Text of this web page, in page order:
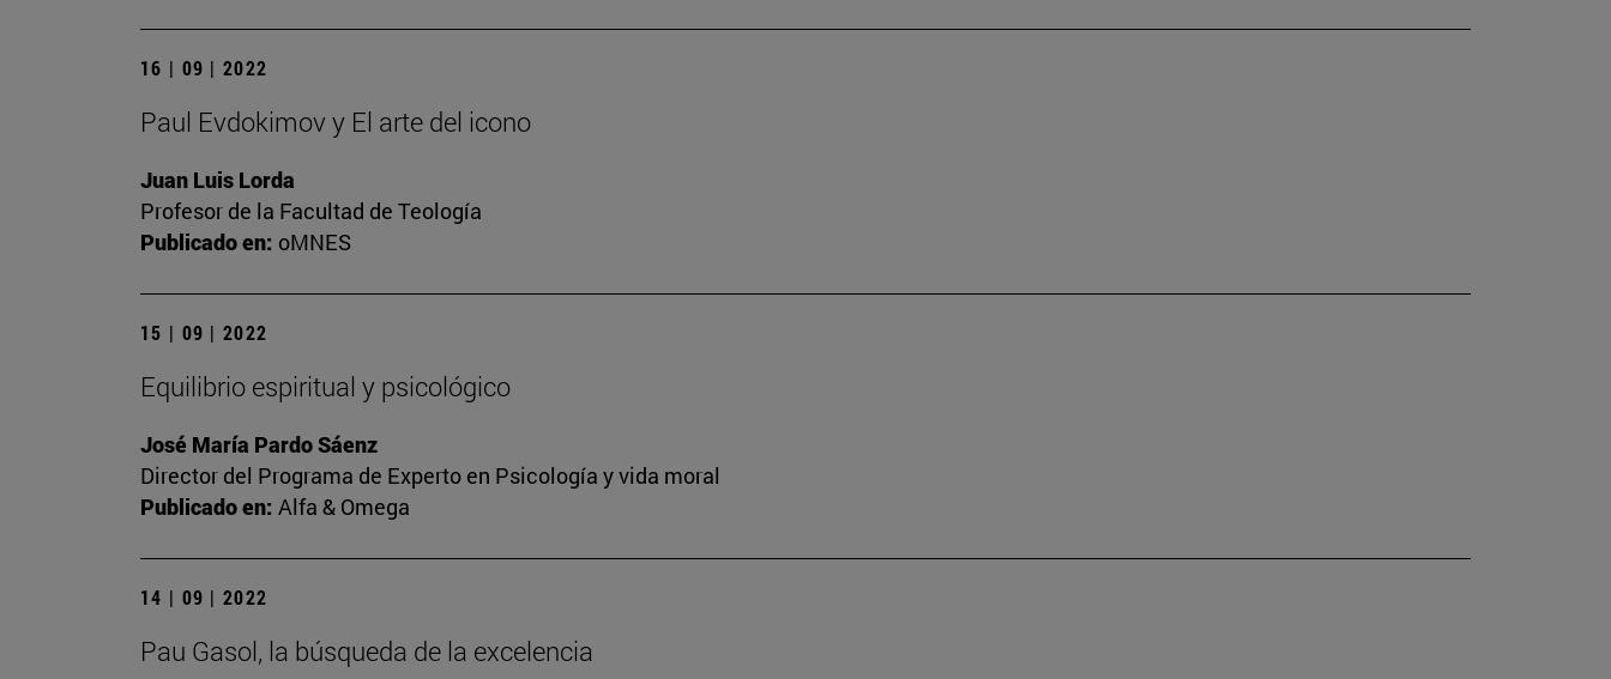
16 | 09 | 2022
Paul Evdokimov y El arte del icono
Juan Luis Lorda
Profesor de la Facultad de Teología
Publicado en: oMNES
15 | 09 | 2022
Equilibrio espiritual y psicológico
José María Pardo Sáenz
Director del Programa de Experto en Psicología y vida moral
Publicado en: Alfa & Omega
14 | 09 | 2022
Pau Gasol, la búsqueda de la excelencia